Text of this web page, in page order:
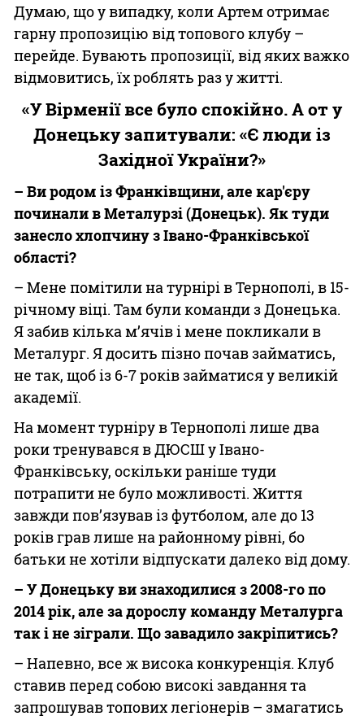
Думаю, що у випадку, коли Артем отримає
гарну пропозицію від топового клубу –
перейде. Бувають пропозиції, від яких важко
відмовитись, їх роблять раз у житті.
«У Вірменії все було спокійно. А от у
Донецьку запитували: «Є люди із
Західної України?»
– Ви родом із Франківщини, але кар'єру
починали в Металурзі (Донецьк). Як туди
занесло хлопчину з Івано-Франківської
області?
– Мене помітили на турнірі в Тернополі, в 15-
річному віці. Там були команди з Донецька.
Я забив кілька м’ячів і мене покликали в
Металург. Я досить пізно почав займатись,
не так, щоб із 6-7 років займатися у великій
академії.
На момент турніру в Тернополі лише два
роки тренувався в ДЮСШ у Івано-
Франківську, оскільки раніше туди
потрапити не було можливості. Життя
завжди пов’язував із футболом, але до 13
років грав лише на районному рівні, бо
батьки не хотіли відпускати далеко від дому.
– У Донецьку ви знаходилися з 2008-го по
2014 рік, але за дорослу команду Металурга
так і не зіграли. Що завадило закріпитись?
– Напевно, все ж висока конкуренція. Клуб
ставив перед собою високі завдання та
запрошував топових легіонерів – змагатись